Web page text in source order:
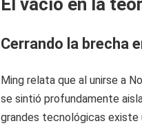
Cerrando la brecha
Ming relata que al unirse a
se sintió profundamente
grandes tecnológicas